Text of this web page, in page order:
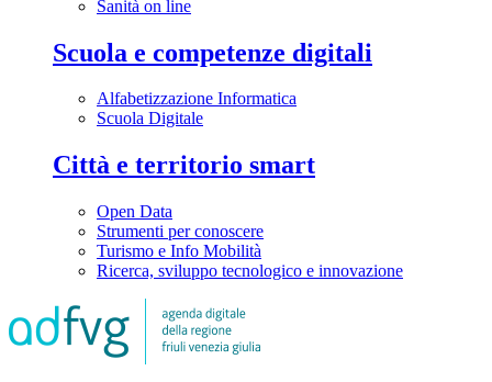
Sanità on line
Scuola e competenze digitali
Alfabetizzazione Informatica
Scuola Digitale
Città e territorio smart
Open Data
Strumenti per conoscere
Turismo e Info Mobilità
Ricerca, sviluppo tecnologico e innovazione